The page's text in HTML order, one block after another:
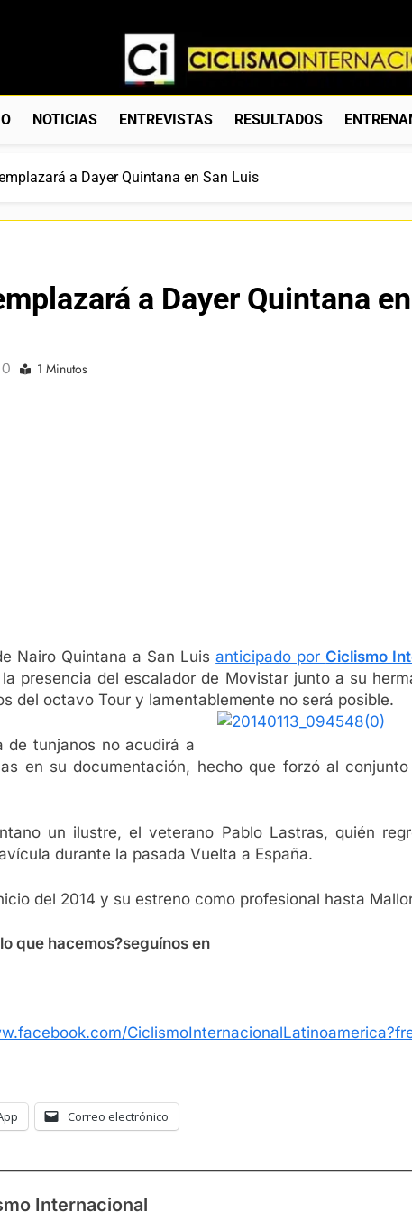
Ciclismo
Web Dedicada Al Ciclismo Mundial.
NOTICIAS ENTREVISTAS RESULTADOS
a Dayer Quintana en San Luis
a Dayer Quintana
0 1 Minutos
Nairo Quintana a San Luisanticipado porCiclismo
presencia del escalador de Movistar junto a su
del octavo Tour y lamentablemente no será posible.
de tunjanos no acudirá a
en su documentación, hecho que forzó al
un ilustre, el veterano Pablo Lastras, quién
durante la pasada Vuelta a España.
del 2014 y su estreno como profesional hasta
que hacemos?seguínos en
Correo electrónico
Internacional